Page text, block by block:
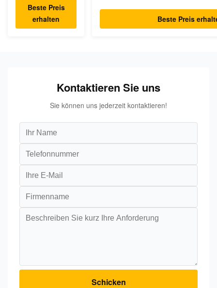
Beste Preis
erhalten
Beste Preis
Kontaktieren Sie uns
Sie können uns jederzeit kontaktieren!
Schicken